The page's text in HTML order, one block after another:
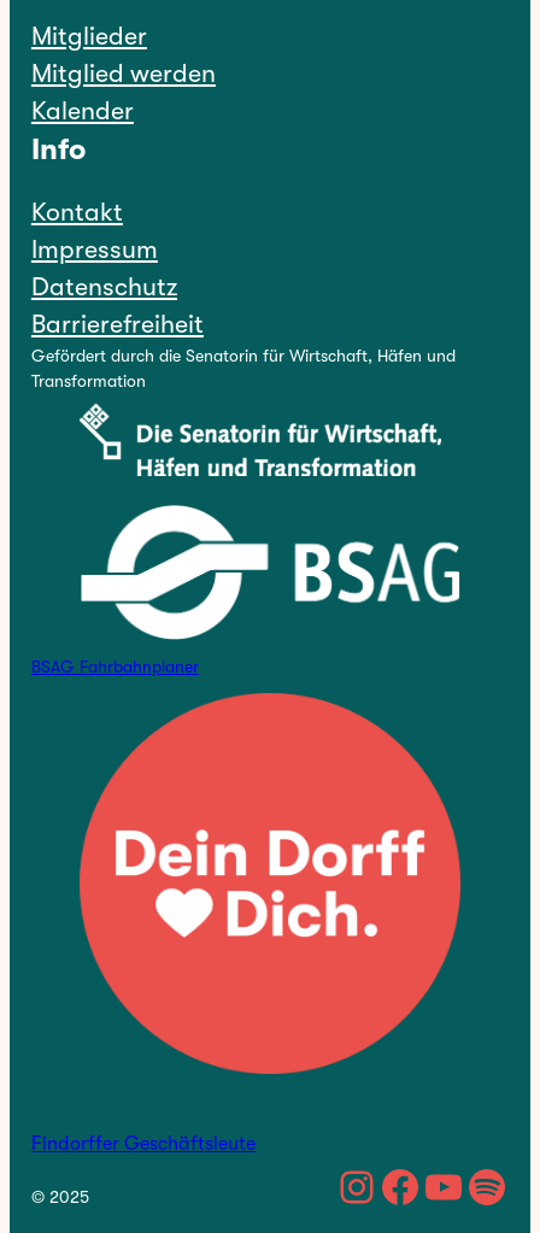
Mitglieder
Mitglied werden
Kalender
Info
Kontakt
Impressum
Datenschutz
Barrierefreiheit
Gefördert durch die Senatorin für Wirtschaft, Häfen und
Transformation
BSAG Fahrbahnplaner
Findorffer Geschäftsleute
© 2025 https://